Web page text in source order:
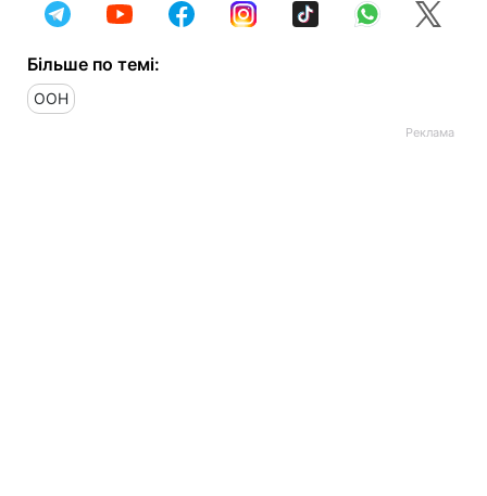
Більше по темі:
ООН